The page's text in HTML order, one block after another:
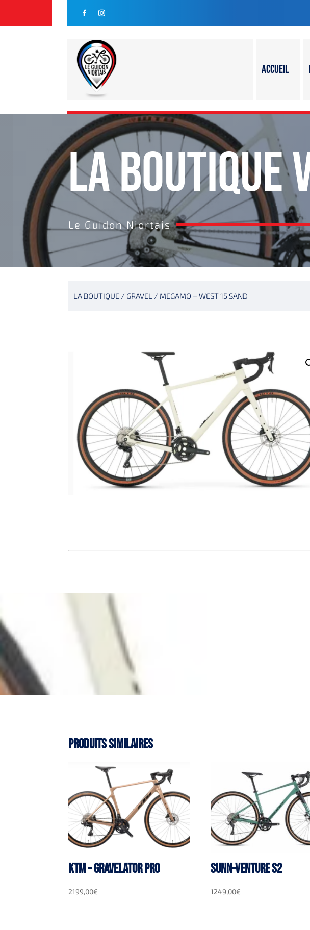
Accueil
LA BOUTIQUE
Le Guidon Niortais
LA BOUTIQUE / GRAVEL / MEGAMO – WEST 15 SAND
Produits similaires
KTM – GRAVELATOR PRO
2199,00€
SUNN-VENTURE S2
1249,00€